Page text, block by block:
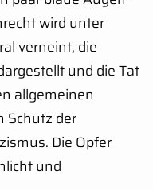
wird unter
verneint, die
und die Tat
allgemeinen
Schutz der
Die Opfer
und